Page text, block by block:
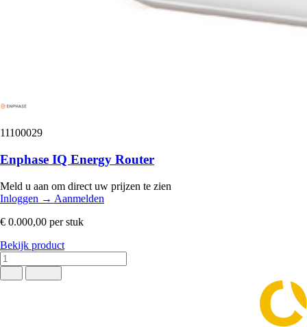
11100029
Enphase IQ Energy Router
Meld u aan om direct uw prijzen te zien
Inloggen → Aanmelden
€ 0.000,00 per stuk
Bekijk product